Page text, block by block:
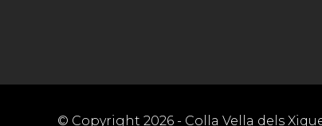
© Copyright 2026 - Colla Vella dels